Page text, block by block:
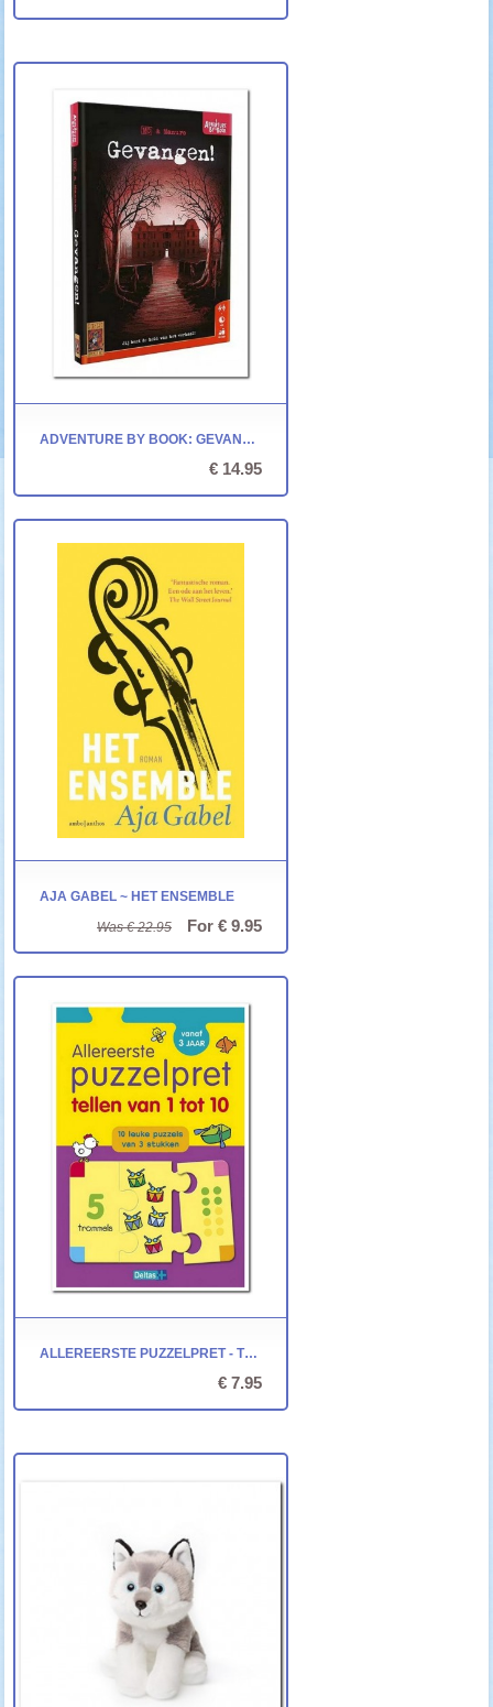
ADVENTURE BY BOOK: GEVANGEN! - 999 GAMES
€ 14.95
AJA GABEL ~ HET ENSEMBLE
Was € 22.95
For € 9.95
ALLEREERSTE PUZZELPRET - TELLEN 1 TOT 10
€ 7.95